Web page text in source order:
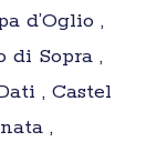
d’Oglio ,
di Sopra ,
, Castel
,